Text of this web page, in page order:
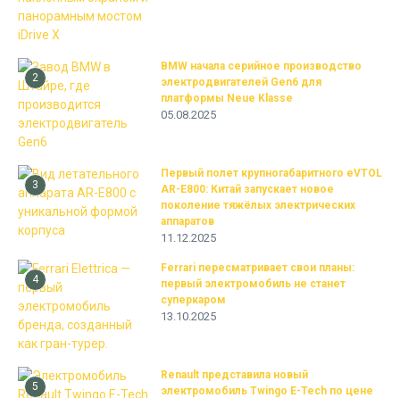
2
BMW начала серийное производство
электродвигателей Gen6 для
платформы Neue Klasse
05.08.2025
3
Первый полет крупногабаритного eVTOL
AR-E800: Китай запускает новое
поколение тяжёлых электрических
аппаратов
11.12.2025
4
Ferrari пересматривает свои планы:
первый электромобиль не станет
суперкаром
13.10.2025
5
Renault представила новый
электромобиль Twingo E-Tech по цене